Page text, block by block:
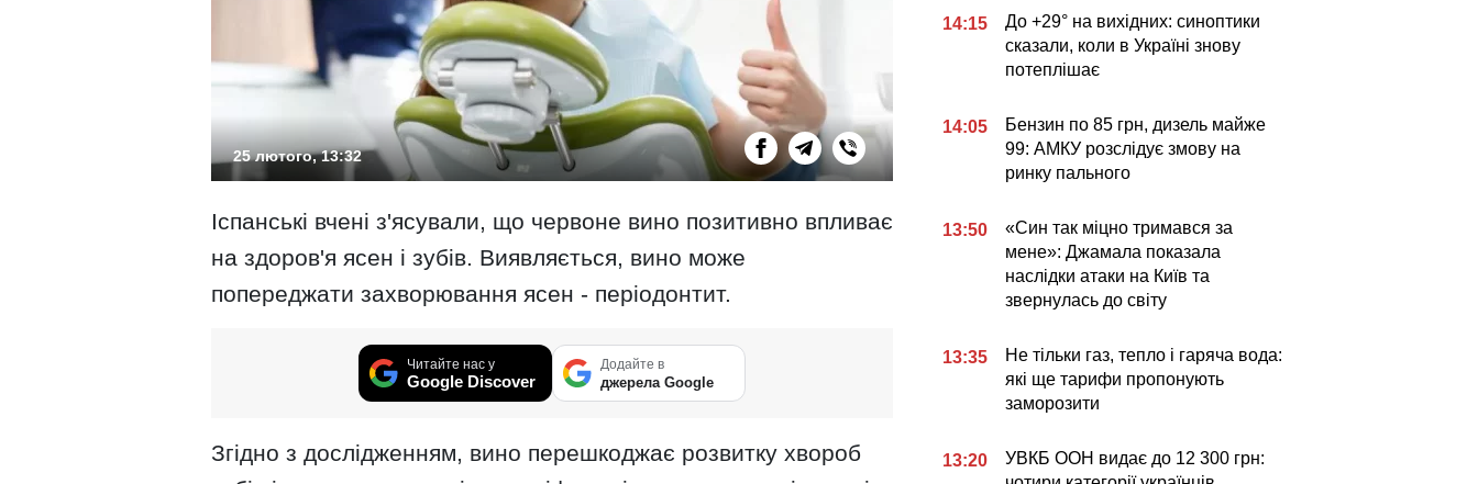
25 лютого, 13:32
Іспанські вчені з'ясували, що червоне вино позитивно впливає
на здоров'я ясен і зубів. Виявляється, вино може
попереджати захворювання ясен - періодонтит.
Читайте нас у
Google Discover
Додайте в
джерела Google
Згідно з дослідженням, вино перешкоджає розвитку хвороб
14:15
До +29° на вихідних: синоптики
сказали, коли в Україні знову
потеплішає
14:05
Бензин по 85 грн, дизель майже
99: АМКУ розслідує змову на
ринку пального
13:50
«Син так міцно тримався за
мене»: Джамала показала
наслідки атаки на Київ та
звернулась до світу
13:35
Не тільки газ, тепло і гаряча вода:
які ще тарифи пропонують
заморозити
13:20
УВКБ ООН видає до 12 300 грн: